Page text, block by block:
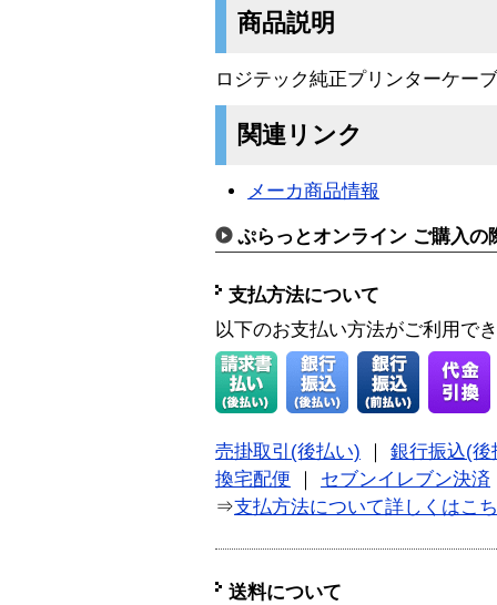
商品説明
ロジテック純正プリンターケー
関連リンク
メーカ商品情報
ぷらっとオンライン ご購入の
支払方法について
以下のお支払い方法がご利用で
売掛取引(後払い)
銀行振込(後
換宅配便
セブンイレブン決済
⇒支払方法について詳しくはこ
送料について